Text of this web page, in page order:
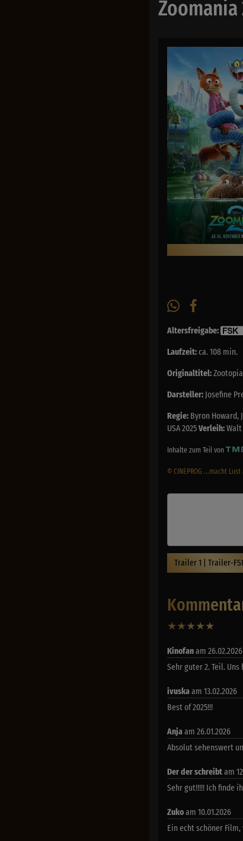
Zoomania
Altersfreigabe:
Laufzeit:ca. 108 min.
Originaltitel:
Darsteller: Josefine
Regie: Byron Howard,
USA 2025Verleih:
Inhalte zum Teil von
© CINEPROG ...macht
Trailer 1 | Trailer-
★★★★★
Kinofanam 26.02.2026
Sehr guter 2. Teil.
ivuskaam 13.02.2026
Best of 2025!!!
Anjaam 26.01.2026
Absolut sehenswert
Der der schreibtam
Sehr gut!!!!! Ich finde
Zukoam 10.01.2026
Ein echt schöner